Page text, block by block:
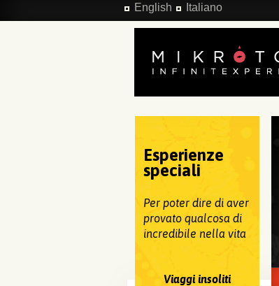
Salta al contenuto principaleEnglish Italiano
Esperienze
speciali
Per poter dire di aver
provato qualcosa di
incredibile nella vita
Viaggi insoliti